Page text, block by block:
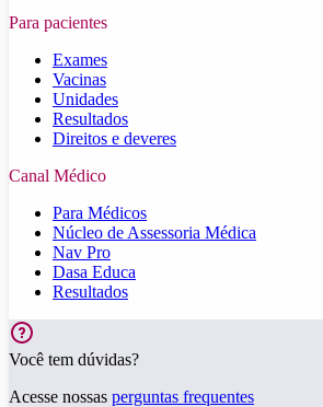
Para pacientes
Exames
Vacinas
Unidades
Resultados
Direitos e deveres
Canal Médico
Para Médicos
Núcleo de Assessoria Médica
Nav Pro
Dasa Educa
Resultados
Você tem dúvidas?
Acesse nossas perguntas frequentes